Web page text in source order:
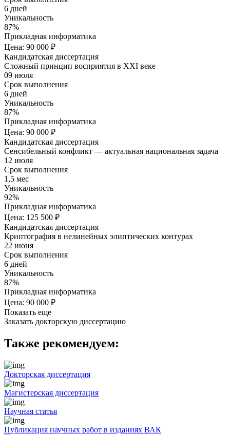
6 дней
Уникальность
87%
Прикладная информатика
Цена: 90 000 ₽
Кандидатская диссертация
Сложный принцип восприятия в XXI веке
09 июля
Срок выполнения
6 дней
Уникальность
87%
Прикладная информатика
Цена: 90 000 ₽
Кандидатская диссертация
Сенсибельный конфликт — актуальная национальная задача
12 июля
Срок выполнения
1,5 мес
Уникальность
92%
Прикладная информатика
Цена: 125 500 ₽
Кандидатская диссертация
Криптография в нелинейных элиптических контурах
22 июня
Срок выполнения
6 дней
Уникальность
87%
Прикладная информатика
Цена: 90 000 ₽
Показать еще
Заказать докторскую диссертацию
Также рекомендуем:
Докторская диссертация
Магистерская диссертация
Научная статья
Публикация научных работ в изданиях ВАК